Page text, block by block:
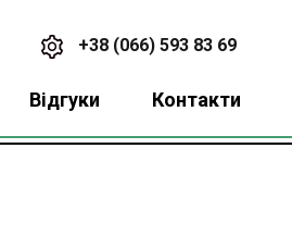
+38 (066) 593 83 69
Відгуки Контакти